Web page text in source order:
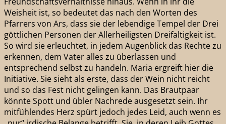
Weisheit ist, so bedeutet das nach den Worten des
Pfarrers von Ars, dass sie der lebendige Tempel der Drei
göttlichen Personen der Allerheiligsten Dreifaltigkeit ist.
So wird sie erleuchtet, in jedem Augenblick das Rechte zu
erkennen, dem Vater alles zu überlassen und
entsprechend selbst zu handeln. Maria ergreift hier die
Initiative. Sie sieht als erste, dass der Wein nicht reicht
und so das Fest nicht gelingen kann. Das Brautpaar
könnte Spott und übler Nachrede ausgesetzt sein. Ihr
mitfühlendes Herz spürt jedoch jedes Leid, auch wenn es